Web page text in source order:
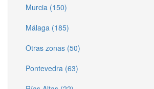
Murcia (150)
Málaga (185)
Otras zonas (50)
Pontevedra (63)